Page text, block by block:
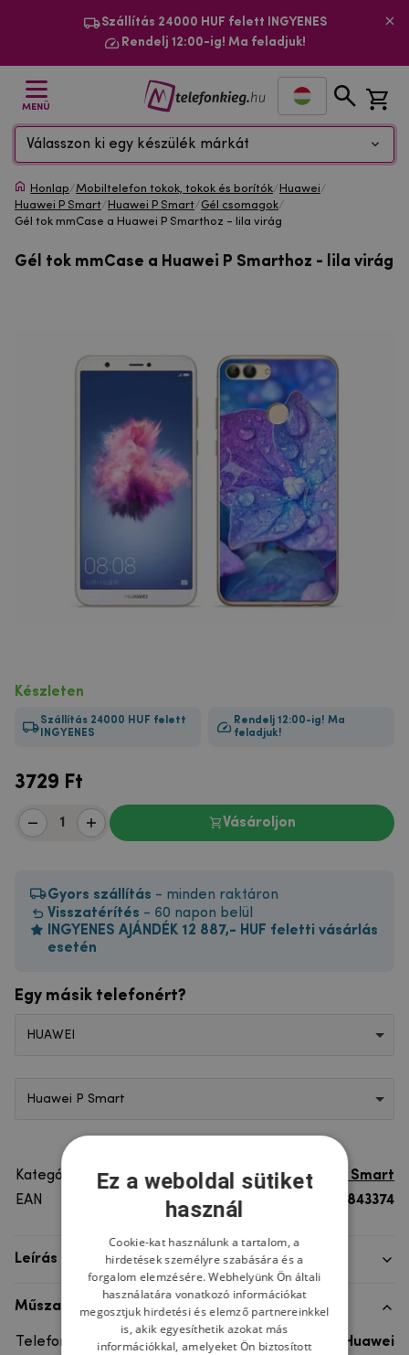
Szállítás 24000 HUF felett INGYENES
Rendelj 12:00-ig! Ma feladjuk!
MENÜ
Válasszon ki egy készülék márkát
Honlap/Mobiltelefon tokok, tokok és borítók/ Huawei/
Huawei P Smart/ Huawei P Smart/Gél csomagok/
Gél tok mmCase a Huawei P Smarthoz - lila virág
Gél tok mmCase a Huawei P Smarthoz - lila virág
Készleten
Szállítás 24000 HUF felett
INGYENES
Rendelj 12:00-ig! Ma
feladjuk!
3729 Ft
Vásároljon
Gyors szállítás - minden raktáron
Visszatérítés - 60 napon belül
INGYENES AJÁNDÉK 12 887,- HUF feletti vásárlás
esetén
Egy másik telefonért?
HUAWEI
Huawei P Smart
Kategória
Huawei P Smart
EAN
8596579843374
Leírás
Műszaki adatok
Telefon márka
Huawei
Ez a weboldal sütiket
használ
Cookie-kat használunk a tartalom, a
hirdetések személyre szabására és a
forgalom elemzésére. Webhelyünk Ön általi
használatára vonatkozó információkat
megosztjuk hirdetési és elemző partnereinkkel
is, akik egyesíthetik azokat más
információkkal, amelyeket Ön biztosított